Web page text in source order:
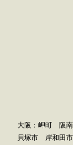
大阪：岬町 阪
貝塚市 岸和田